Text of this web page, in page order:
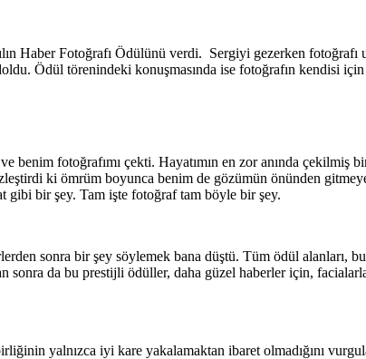
Haber Fotoğrafı Ödülünü verdi. Sergiyi gezerken
Ödül törenindeki konuşmasında ise fotoğrafın kendisi için
fotoğrafımı çekti. Hayatımın en zor anında çekilmiş
ki ömrüm boyunca benim de gözümün önünden
gibi bir şey. Tam işte fotoğraf tam böyle bir şey.
sonra bir şey söylemek bana düştü. Tüm ödül alanları,
da bu prestijli ödüller, daha güzel haberler için,
yalnızca iyi kare yakalamaktan ibaret olmadığını